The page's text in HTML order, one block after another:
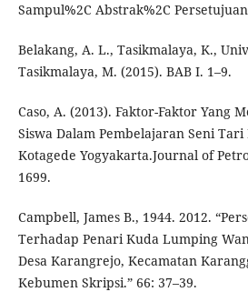
Sampul%2C Abstrak%2C
Belakang, A. L., Tasikmalaya, K.,
Tasikmalaya, M. (2015). BAB I. 1–9.
Caso, A. (2013). Faktor-Faktor Yang
Siswa Dalam Pembelajaran Seni
Kotagede Yogyakarta.Journal of
1699.
Campbell, James B., 1944. 2012.
Terhadap Penari Kuda Lumping
Desa Karangrejo, Kecamatan
Kebumen Skripsi.” 66: 37–39.